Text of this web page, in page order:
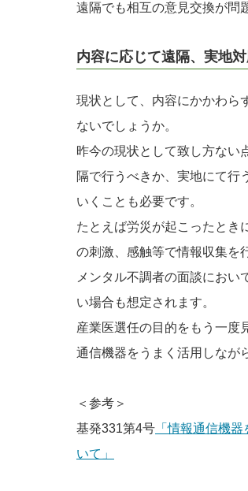
遠隔でも相互の意見交換が問
内容に応じて遠隔、実地
現状として、内容にかかわら
ないでしょうか。
昨今の現状として致し方ない
隔で行うべきか、実地にて行
いくことも必要です。
たとえば労災が起こったとき
の刺激、感触等で情報収集を
メンタル不調者の面談におい
い場合も想定されます。
産業医選任の目的をもう一度
通信機器をうまく活用しなが
＜参考＞
基発331第4号 「情報通信機
いて」